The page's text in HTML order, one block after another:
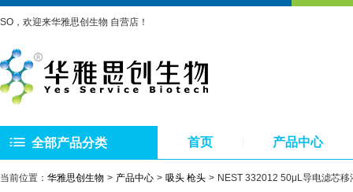
SO，欢迎来华雅思创生物 自营店！
全部产品分类 首页 产品中心
当前位置： 华雅思创生物 产品中心 吸头 枪头 NEST 332012 50μL导电滤芯移